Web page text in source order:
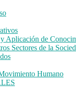
Aplicación de
Sectores de la
Humano